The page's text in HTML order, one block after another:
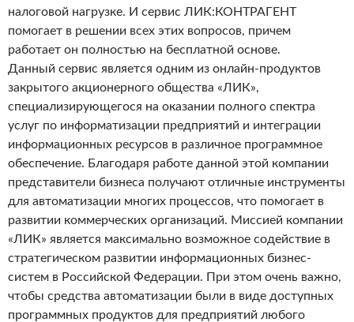
налоговой нагрузке. И сервис ЛИК:КОНТРАГЕНТ
помогает в решении всех этих вопросов, причем
работает он полностью на бесплатной основе.
Данный сервис является одним из онлайн-продуктов
закрытого акционерного общества «ЛИК»,
специализирующегося на оказании полного спектра
услуг по информатизации предприятий и интеграции
информационных ресурсов в различное программное
обеспечение. Благодаря работе данной этой компании
представители бизнеса получают отличные инструменты
для автоматизации многих процессов, что помогает в
развитии коммерческих организаций. Миссией компании
«ЛИК» является максимально возможное содействие в
стратегическом развитии информационных бизнес-
систем в Российской Федерации. При этом очень важно,
чтобы средства автоматизации были в виде доступных
программных продуктов для предприятий любого